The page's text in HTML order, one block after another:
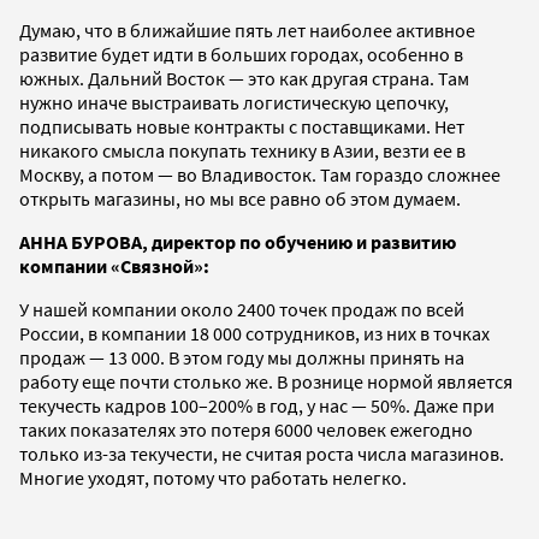
Думаю, что в ближайшие пять лет наиболее активное
развитие будет идти в больших городах, особенно в
южных. Дальний Восток — это как другая страна. Там
нужно иначе выстраивать логистическую цепочку,
подписывать новые контракты с поставщиками. Нет
никакого смысла покупать технику в Азии, везти ее в
Москву, а потом — во Владивосток. Там гораздо сложнее
открыть магазины, но мы все равно об этом думаем.
АННА БУРОВА, директор по обучению и развитию
компании «Связной»:
У нашей компании около 2400 точек продаж по всей
России, в компании 18 000 сотрудников, из них в точках
продаж — 13 000. В этом году мы должны принять на
работу еще почти столько же. В рознице нормой является
текучесть кадров 100–200% в год, у нас — 50%. Даже при
таких показателях это потеря 6000 человек ежегодно
только из-за текучести, не считая роста числа магазинов.
Многие уходят, потому что работать нелегко.